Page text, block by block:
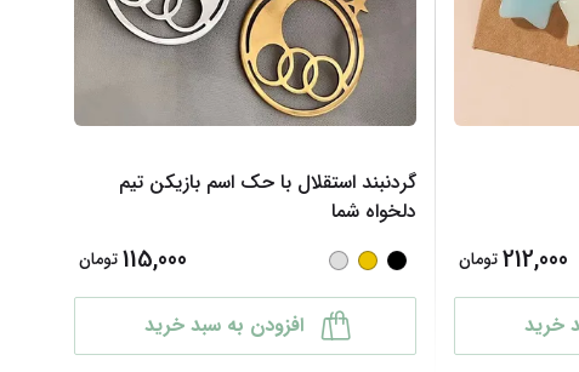
212,000تومان
خرید
گردنبند استقلال با حک اسم بازیکن تیم
دلخواه شما
115,000تومان
افزودن به سبد خرید